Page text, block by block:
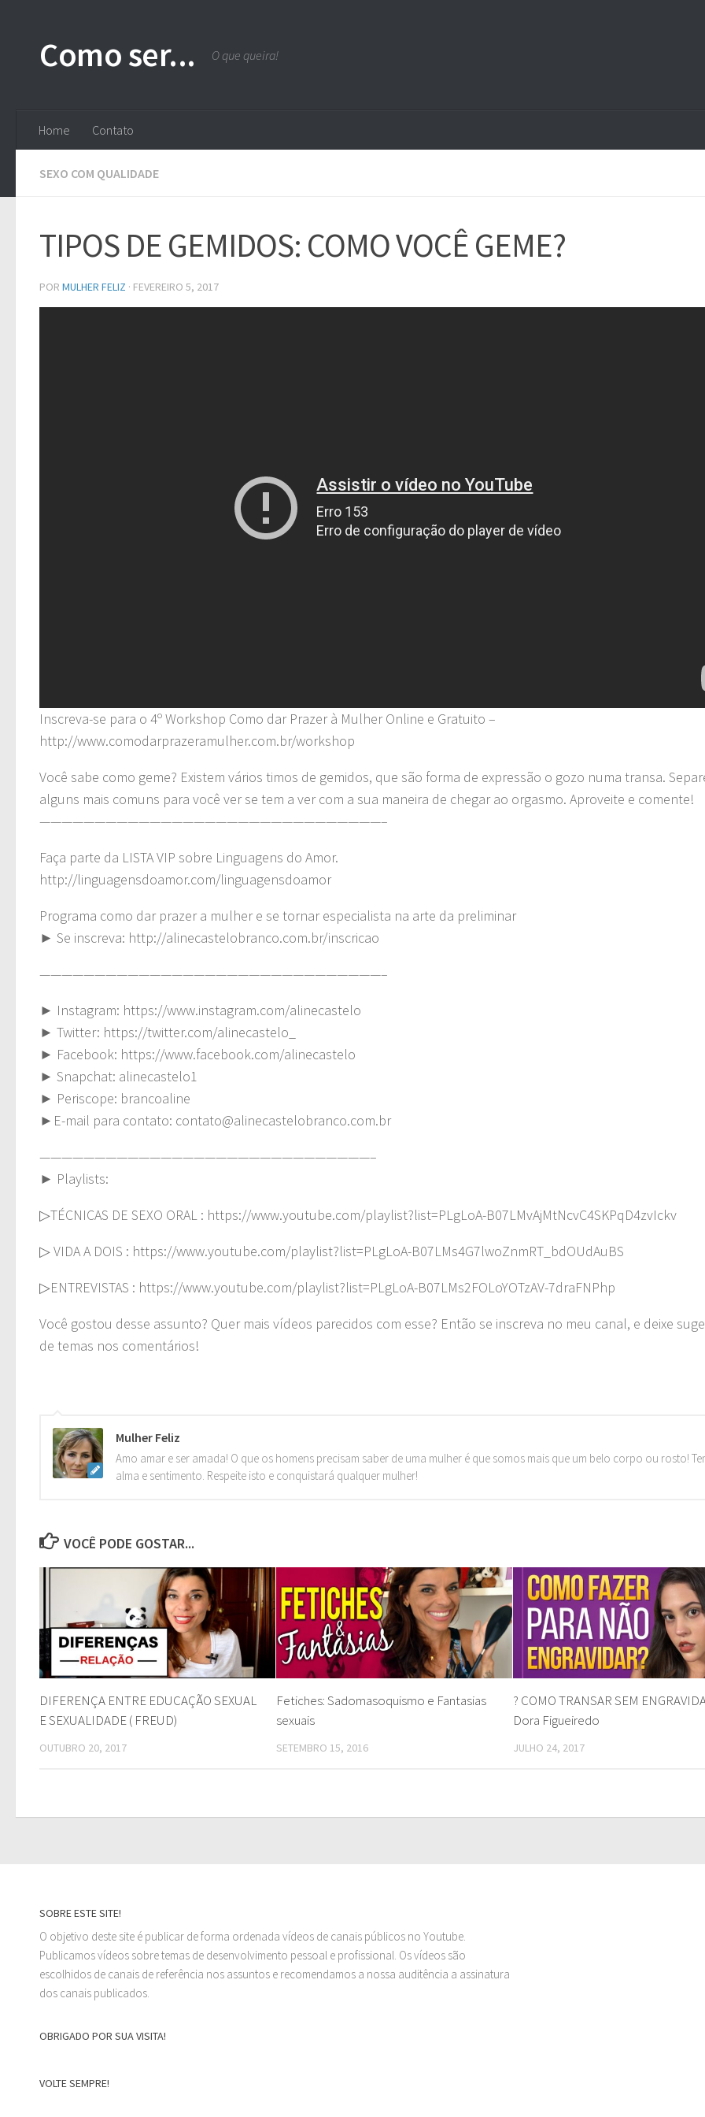
Como ser... O que queira!
Home Contato
SEXO COM QUALIDADE
TIPOS DE GEMIDOS: COMO VOCÊ GEME?
POR MULHER FELIZ · FEVEREIRO 5, 2017
Inscreva-se para o 4º Workshop Como dar Prazer à Mulher Online e Gratuito –
http://www.comodarprazeramulher.com.br/workshop
Você sabe como geme? Existem vários timos de gemidos, que são forma de expressão o gozo numa transa.
alguns mais comuns para você ver se tem a ver com a sua maneira de chegar ao orgasmo. Aproveite e comente!
———————————————————————————————–
Faça parte da LISTA VIP sobre Linguagens do Amor.
http://linguagensdoamor.com/linguagensdoamor
Programa como dar prazer a mulher e se tornar especialista na arte da preliminar
► Se inscreva: http://alinecastelobranco.com.br/inscricao
———————————————————————————————–
► Instagram: https://www.instagram.com/alinecastelo
► Twitter: https://twitter.com/alinecastelo_
► Facebook: https://www.facebook.com/alinecastelo
► Snapchat: alinecastelo1
► Periscope: brancoaline
►E-mail para contato: contato@alinecastelobranco.com.br
——————————————————————————————–
► Playlists:
▷TÉCNICAS DE SEXO ORAL : https://www.youtube.com/playlist?list=PLgLoA-B07LMvAjMtNcvC4SKPqD4zvIckv
▷ VIDA A DOIS : https://www.youtube.com/playlist?list=PLgLoA-B07LMs4G7lwoZnmRT_bdOUdAuBS
▷ENTREVISTAS : https://www.youtube.com/playlist?list=PLgLoA-B07LMs2FOLoYOTzAV-7draFNPhp
Você gostou desse assunto? Quer mais vídeos parecidos com esse? Então se inscreva no meu canal, e deixe
de temas nos comentários!
Mulher Feliz
Amo amar e ser amada! O que os homens precisam saber de uma mulher é que somos mais que um belo corpo ou rosto!
alma e sentimento. Respeite isto e conquistará qualquer mulher!
VOCÊ PODE GOSTAR...
DIFERENÇA ENTRE EDUCAÇÃO SEXUAL
E SEXUALIDADE ( FREUD)
OUTUBRO 20, 2017
Fetiches: Sadomasoquismo e Fantasias
sexuais
SETEMBRO 15, 2016
? COMO TRANSAR SEM
Dora Figueiredo
JULHO 24, 2017
SOBRE ESTE SITE!
O objetivo deste site é publicar de forma ordenada vídeos de canais públicos no Youtube.
Publicamos vídeos sobre temas de desenvolvimento pessoal e profissional. Os vídeos são
escolhidos de canais de referência nos assuntos e recomendamos a nossa auditência a assinatura
dos canais publicados.
OBRIGADO POR SUA VISITA!
VOLTE SEMPRE!